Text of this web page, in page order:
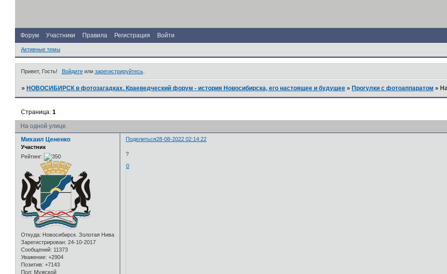
Форум Участники Правила Регистрация Войти
Активные темы
Привет, Гость! Войдитеили зарегистрируйтесь.
»НОВОСИБИРСК в фотозагадках. Краеведческий форум - история Новосибирска, его настоящее и будущее »Прогулки с фотоаппаратом »
На одной улице.
Страница:1
Поделиться28-08-2022 02:14:22
Михаил Цененко
Участник
Рейтинг:
Откуда: Новосибирск. Золотая Нива
Зарегистрирован: 24-10-2017
Сообщений: 11373
Уважение: +2904
Позитив: +7143
Пол: Мужской
?
0